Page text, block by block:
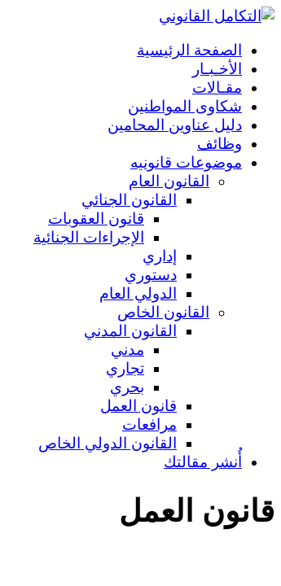
الصفحة الرئيسية
الأخـبـار
مقـالات
شكاوى المواطنين
دليل عناوين المحامين
وظائف
موضوعات قانونيه
القانون العام
القانون الجنائي
قانون العقوبات
الإجراءات الجنائية
إداري
دستوري
الدولي العام
القانون الخاص
القانون المدني
مدني
تجاري
بحري
قانون العمل
مرافعات
القانون الدولي الخاص
أُنشر مقالتك
قانون العمل